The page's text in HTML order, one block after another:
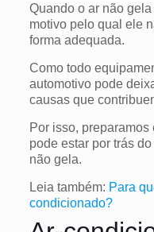
Quando o ar não
motivo pelo qual ele
forma adequada.
Como todo
automotivo pode
causas que
Por isso,
pode estar por trás
não gela.
Leia também: Para
condicionado?